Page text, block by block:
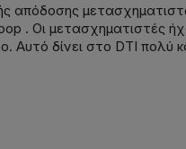
απόδοσης
. Οι μετασχηματιστές
Αυτό δίνει στο DTI πολύ